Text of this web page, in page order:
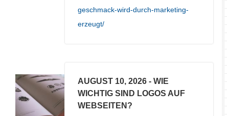
geschmack-wird-durch-marketing-
erzeugt/
AUGUST 10, 2026 - WIE
WICHTIG SIND LOGOS AUF
WEBSEITEN?